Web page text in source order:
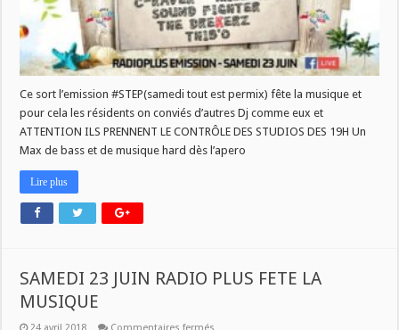
Ce sort l’emission #STEP(samedi tout est permix) fête la musique et
pour cela les résidents on conviés d’autres Dj comme eux et
ATTENTION ILS PRENNENT LE CONTRÔLE DES STUDIOS DES 19H Un
Max de bass et de musique hard dès l’apero
Lire plus
SAMEDI 23 JUIN RADIO PLUS FETE LA
MUSIQUE
24 avril 2018 Commentaires fermés